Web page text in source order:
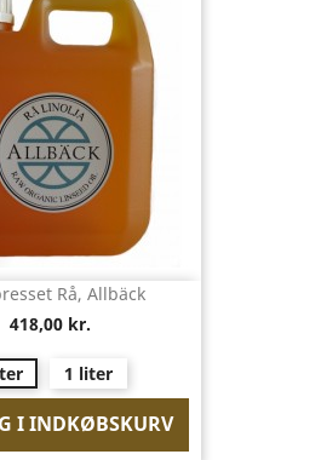
Rå, Allbäck
418,00 kr.
1 liter
I INDKØBSKURV